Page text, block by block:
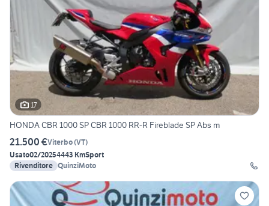
17
HONDA CBR 1000 SP CBR 1000 RR-R Fireblade SP Abs m
21.500 €Viterbo(VT)
Usato02/20254443 KmSport
Rivenditore QuinziMoto